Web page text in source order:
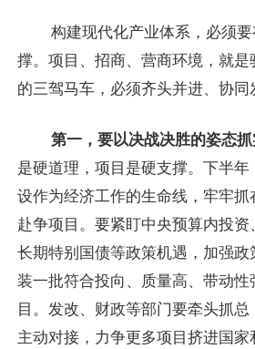
构建现代化产业体系，必须
撑。项目、招商、营商环境，就
的三驾马车，必须齐头并进、协同
第一，要以决战决胜的姿态抓
是硬道理，项目是硬支撑。下半
设作为经济工作的生命线，牢牢
赴争项目。要紧盯中央预算内投
长期特别国债等政策机遇，加强
装一批符合投向、质量高、带动
目。发改、财政等部门要牵头抓
主动对接，力争更多项目挤进国家